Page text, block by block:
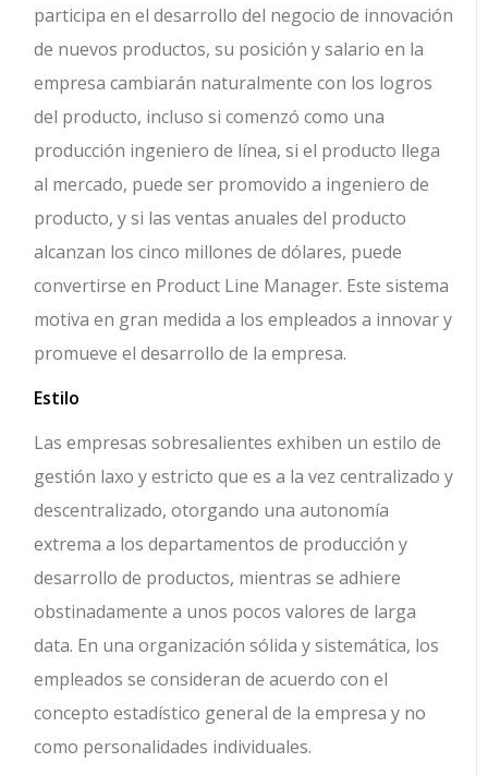
participa en el desarrollo del negocio de innovación
de nuevos productos, su posición y salario en la
empresa cambiarán naturalmente con los logros
del producto, incluso si comenzó como una
producción ingeniero de línea, si el producto llega
al mercado, puede ser promovido a ingeniero de
producto, y si las ventas anuales del producto
alcanzan los cinco millones de dólares, puede
convertirse en Product Line Manager. Este sistema
motiva en gran medida a los empleados a innovar y
promueve el desarrollo de la empresa.
Estilo
Las empresas sobresalientes exhiben un estilo de
gestión laxo y estricto que es a la vez centralizado y
descentralizado, otorgando una autonomía
extrema a los departamentos de producción y
desarrollo de productos, mientras se adhiere
obstinadamente a unos pocos valores de larga
data. En una organización sólida y sistemática, los
empleados se consideran de acuerdo con el
concepto estadístico general de la empresa y no
como personalidades individuales.